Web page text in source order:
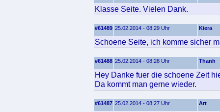
Klasse Seite. Vielen Dank.
#61489 25.02.2014 - 08:29 Uhr Kiera
Schoene Seite, ich komme sicher
#61488 25.02.2014 - 08:28 Uhr Thanh
Hey Danke fuer die schoene Zeit
Da kommt man gerne wieder.
#61487 25.02.2014 - 08:27 Uhr Art